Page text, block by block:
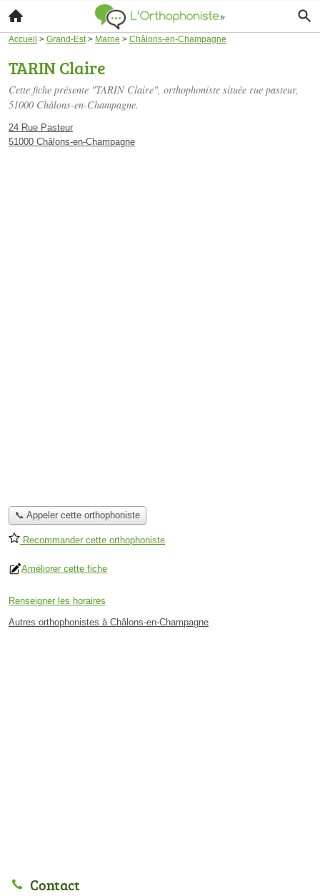
Accueil > Grand-Est> Marne > Châlons-en-Champagne
TARIN Claire
Cette fiche présente "TARIN Claire", orthophoniste située rue pasteur,
51000 Châlons-en-Champagne.
24 Rue Pasteur
51000 Châlons-en-Champagne
📞 Appeler cette orthophoniste
Recommander cette orthophoniste
Améliorer cette fiche
Renseigner les horaires
Autres orthophonistes à Châlons-en-Champagne
Contact